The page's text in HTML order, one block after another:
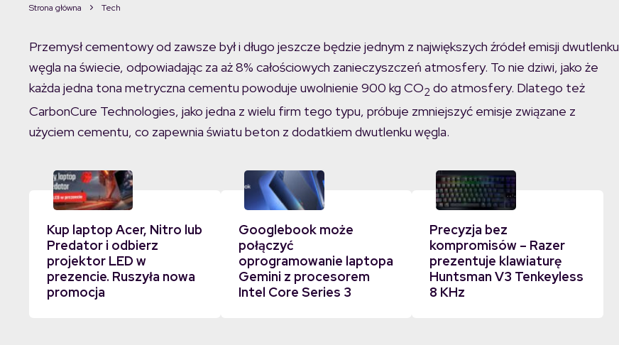
Strona główna Tech
Przemysł cementowy od zawsze był i długo jeszcze będzie jednym z największych źródeł emisji dwutlenku
węgla na świecie, odpowiadając za aż 8% całościowych zanieczyszczeń atmosfery. To nie dziwi, jako że
każda jedna tona metryczna cementu powoduje uwolnienie 900 kg CO2 do atmosfery. Dlatego też
CarbonCure Technologies, jako jedna z wielu firm tego typu, próbuje zmniejszyć emisje związane z
użyciem cementu, co zapewnia światu beton z dodatkiem dwutlenku węgla.
Kup laptop Acer, Nitro lub
Predator i odbierz
projektor LED w
prezencie. Ruszyła nowa
promocja
Googlebook może
połączyć
oprogramowanie laptopa
Gemini z procesorem
Intel Core Series 3
Precyzja bez
kompromisów – Razer
prezentuje klawiaturę
Huntsman V3 Tenkeyless
8 KHz